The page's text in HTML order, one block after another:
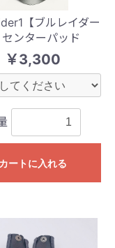
【ブルレイダー
センターパッド
￥3,300
カートに入れる